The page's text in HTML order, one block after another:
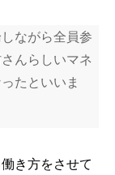
ながら全員参
んらしいマネ
たといいま
き方をさせて